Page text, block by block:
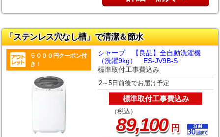
「ステンレス穴なし槽」で清潔＆節水
５０００円クーポン付
き！
シャープ 【良品】全自動洗濯機
（洗濯9kg） ES-JV9B-S
標準取付工事費込み
2～5日前後でお届け予定
標準取付工事費込み
（税込）
89,100円